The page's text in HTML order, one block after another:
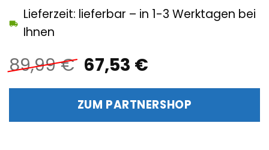
89,99€ Ursprünglicher
Preis
war:
89,99 €
67,53 €Aktueller
ist:
67,53 €.
Lieferzeit: lieferbar – in 1-3 Werktagen bei
Ihnen
ZUM PARTNERSHOP